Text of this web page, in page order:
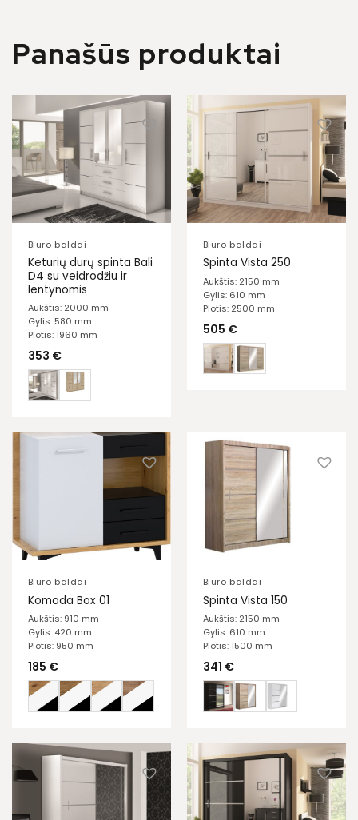
Panašūs produktai
Biuro baldai
Keturių durų spinta Bali
D4 su veidrodžiu ir
lentynomis
Aukštis: 2000 mm
Gylis: 580 mm
Plotis: 1960 mm
353 €
Biuro baldai
Spinta Vista 250
Aukštis: 2150 mm
Gylis: 610 mm
Plotis: 2500 mm
505 €
Biuro baldai
Komoda Box 01
Aukštis: 910 mm
Gylis: 420 mm
Plotis: 950 mm
185 €
Biuro baldai
Spinta Vista 150
Aukštis: 2150 mm
Gylis: 610 mm
Plotis: 1500 mm
341 €